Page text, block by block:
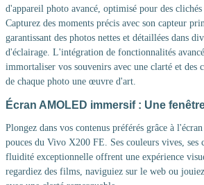
d'appareil photo avancé, optimisé pour des clichés
Capturez des moments précis avec son capteur
garantissant des photos nettes et détaillées dans
d'éclairage. L'intégration de fonctionnalités
immortaliser vos souvenirs avec une clarté et des
de chaque photo une œuvre d'art.
Écran AMOLED immersif : Une
Plongez dans vos contenus préférés grâce à
pouces du Vivo X200 FE. Ses couleurs vives, ses
fluidité exceptionnelle offrent une expérience
regardiez des films, naviguiez sur le web ou